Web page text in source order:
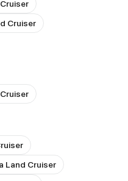
Cruiser
Land Cruiser